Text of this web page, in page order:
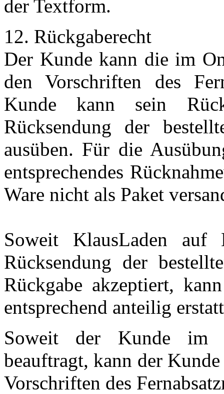
der Textform.
12. Rückgaberecht
Der Kunde kann die im
den Vorschriften des
Kunde kann sein
Rücksendung der
ausüben. Für die
entsprechendes
Ware nicht als Paket
Soweit KlausLaden auf
Rücksendung der
Rückgabe akzeptiert,
entsprechend anteilig
Soweit der Kunde im
beauftragt, kann der
Vorschriften des